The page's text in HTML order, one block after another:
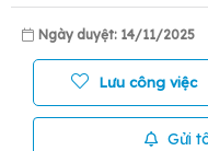
Ngày duyệt: 14/11/2025
Lưu công việc
Gửi